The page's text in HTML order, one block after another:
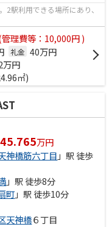
2駅利用できる場所にあり、
理費等：10,000円 )
礼金 40万円
万円
㎡)
45.765万円
神橋筋六丁目 」駅 徒歩
」駅 徒歩8分
町」駅 徒歩10分
天神橋６丁目